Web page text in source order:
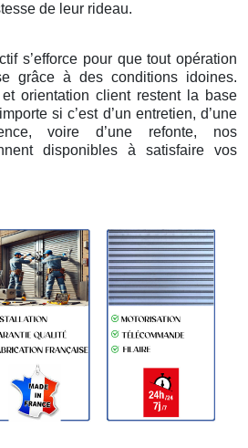
de leur rideau.
s’efforce pour que tout opération
grâce à des conditions idoines.
orientation client restent la base
si c’est d’un entretien, d’une
voire d’une refonte, nos
disponibles à satisfaire vos